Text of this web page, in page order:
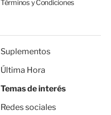
Términos y Condiciones
Suplementos
Última Hora
Temas de interés
Redes sociales